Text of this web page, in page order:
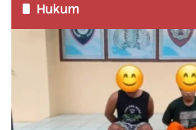
Hukum